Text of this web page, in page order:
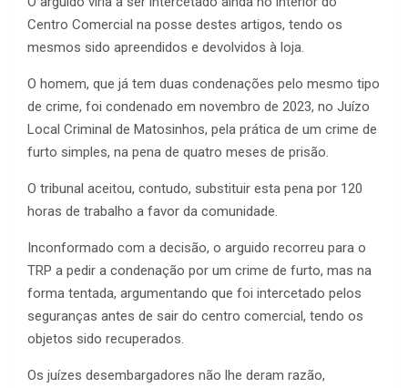
Centro Comercial na posse destes artigos, tendo os
mesmos sido apreendidos e devolvidos à loja.
O homem, que já tem duas condenações pelo mesmo tipo
de crime, foi condenado em novembro de 2023, no Juízo
Local Criminal de Matosinhos, pela prática de um crime de
furto simples, na pena de quatro meses de prisão.
O tribunal aceitou, contudo, substituir esta pena por 120
horas de trabalho a favor da comunidade.
Inconformado com a decisão, o arguido recorreu para o
TRP a pedir a condenação por um crime de furto, mas na
forma tentada, argumentando que foi intercetado pelos
seguranças antes de sair do centro comercial, tendo os
objetos sido recuperados.
Os juízes desembargadores não lhe deram razão,